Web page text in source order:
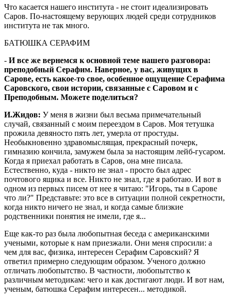
Что касается нашего института - не стоит идеализировать
Саров. По-настоящему верующих людей среди сотрудников
института не так много.
БАТЮШКА СЕРАФИМ
- И все же вернемся к основной теме нашего разговора:
преподобный Серафим. Наверное, у вас, живущих в
Сарове, есть какое-то свое, особенное ощущение Серафима
Саровского, свои истории, связанные с Саровом и с
Преподобным. Можете поделиться?
И.Жидов: У меня в жизни был весьма примечательный
случай, связанный с моим переездом в Саров. Моя тетушка
прожила девяносто пять лет, умерла от простуды.
Необыкновенно здравомыслящая, прекрасный почерк,
гимназию кончила, замужем была за настоящим лейб-гусаром.
Когда я приехал работать в Саров, она мне писала.
Естественно, куда - никто не знал - просто был адрес
почтового ящика и все. Никто не знал, где я работаю. И вот в
одном из первых писем от нее я читаю: "Игорь, ты в Сарове
что ли?" Представьте: это все в ситуации полной секретности,
когда никто ничего не знал, и когда самые близкие
родственники понятия не имели, где я...
Еще как-то раз была любопытная беседа с американскими
учеными, которые к нам приезжали. Они меня спросили: а
чем для вас, физика, интересен Серафим Саровский? Я
ответил примерно следующим образом. Ученого должно
отличать любопытство. В частности, любопытство к
различным методикам: чего и как достигают люди. И вот нам,
ученым, батюшка Серафим интересен... методикой.